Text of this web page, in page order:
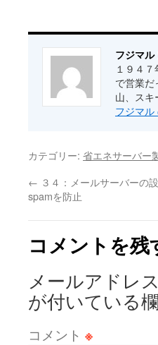
フジマル
１９４
で営業だ
山、スキ
フジマル
カテゴリー: 省エネサーバー
← ３４：メールサーバーの
spamを防止
コメントを残
メールアドレ
が付いている
コメント ※